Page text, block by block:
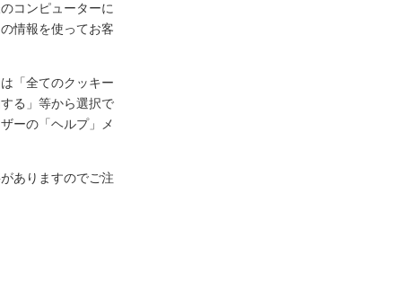
コンピューターに
情報を使ってお客
「全てのクッキー
る」等から選択で
ーの「ヘルプ」メ
ありますのでご注